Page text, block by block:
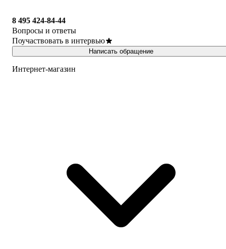
8 495 424-84-44
Вопросы и ответы
Поучаствовать в интервью
Написать обращение
Интернет-магазин